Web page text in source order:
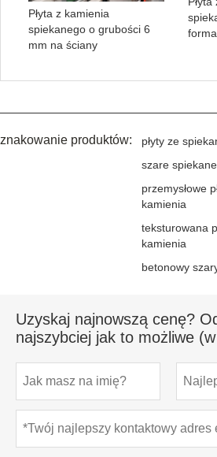
Płyta z kamienia
spiekanego o grubości 6
mm na ściany
znakowanie produktów:
płyty ze
szare
przemysłowe
kamienia
teksturowana
kamienia
betonowy
Uzyskaj najnowszą cenę?
najszybciej jak to możliwe